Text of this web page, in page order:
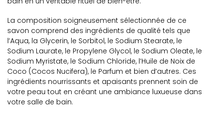
La composition soigneusement sélectionnée de ce
savon comprend des ingrédients de qualité tels que
l’Aqua, la Glycerin, le Sorbitol, le Sodium Stearate, le
Sodium Laurate, le Propylene Glycol, le Sodium Oleate, le
Sodium Myristate, le Sodium Chloride, l’Huile de Noix de
Coco (Cocos Nucifera), le Parfum et bien d’autres. Ces
ingrédients nourrissants et apaisants prennent soin de
votre peau tout en créant une ambiance luxueuse dans
votre salle de bain.